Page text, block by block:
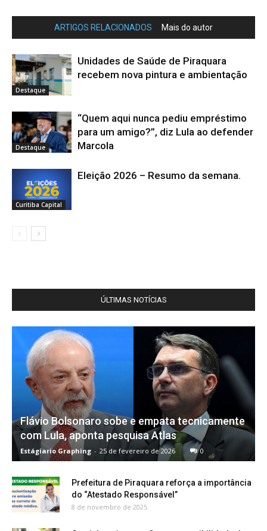
ARTIGOS RELACIONADOS Mais do autor
Destaque
Unidades de Saúde de Piraquara
recebem nova pintura e ambientação
Destaque
“Quem aqui nunca pediu empréstimo
para um amigo?”, diz Lula ao defender
Marcola
Curitiba Capital
Eleição 2026 – Resumo da semana.
ÚLTIMAS NOTÍCIAS
Flávio Bolsonaro sobe e empata tecnicamente
com Lula, aponta pesquisa Atlas
Estágiario Graphing - 25 de fevereiro de 2026 0
Prefeitura de Piraquara reforça a importância
do “Atestado Responsável”
8 de novembro de 2025